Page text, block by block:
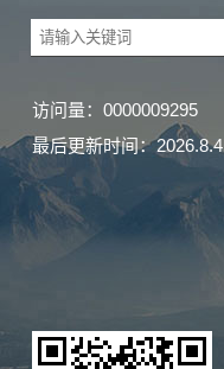
访问量： 0000009295
最后更新时间：2026.8.4